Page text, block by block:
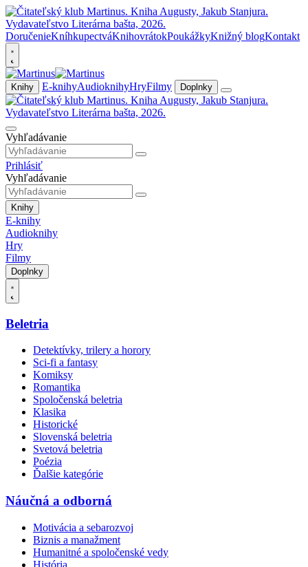
DoručenieKníhkupectváKnihovrátokPoukážkyKnižný blogKontakt
Knihy E-knihyAudioknihyHryFilmy Doplnky
Vyhľadávanie
Prihlásiť
Vyhľadávanie
Knihy
E-knihy
Audioknihy
Hry
Filmy
Doplnky
Beletria
Detektívky, trilery a horory
Sci-fi a fantasy
Komiksy
Romantika
Spoločenská beletria
Klasika
Historické
Slovenská beletria
Svetová beletria
Poézia
Ďalšie kategórie
Náučná a odborná
Motivácia a sebarozvoj
Biznis a manažment
Humanitné a spoločenské vedy
História